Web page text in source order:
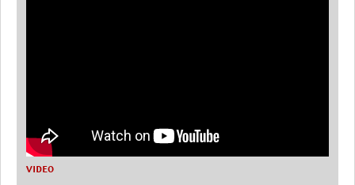
VIDEO